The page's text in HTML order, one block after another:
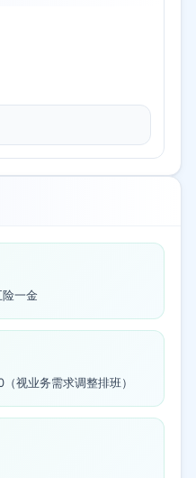
一金
视业务需求调整排班）